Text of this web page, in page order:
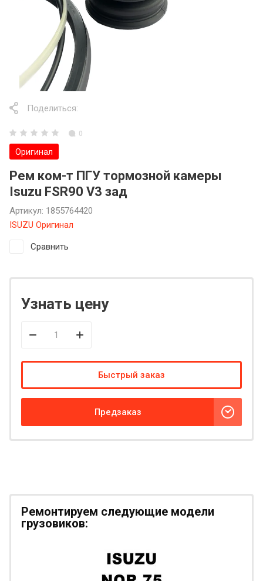
Поделиться:
0
Оригинал
Рем ком-т ПГУ тормозной камеры
Isuzu FSR90 V3 зад
Артикул: 1855764420
ISUZU Оригинал
Сравнить
Узнать цену
Предзаказ
Быстрый заказ
Ремонтируем следующие модели
грузовиков: